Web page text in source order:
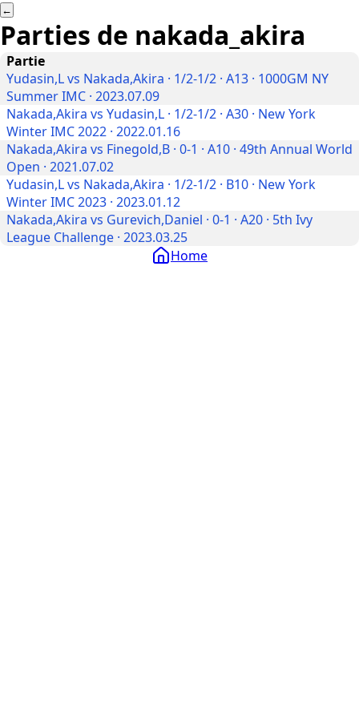
←
Parties de nakada_akira
Partie
Yudasin,L vs Nakada,Akira · 1/2-1/2 · A13 · 1000GM NY
Summer IMC · 2023.07.09
Nakada,Akira vs Yudasin,L · 1/2-1/2 · A30 · New York
Winter IMC 2022 · 2022.01.16
Nakada,Akira vs Finegold,B · 0-1 · A10 · 49th Annual World
Open · 2021.07.02
Yudasin,L vs Nakada,Akira · 1/2-1/2 · B10 · New York
Winter IMC 2023 · 2023.01.12
Nakada,Akira vs Gurevich,Daniel · 0-1 · A20 · 5th Ivy
League Challenge · 2023.03.25
Home